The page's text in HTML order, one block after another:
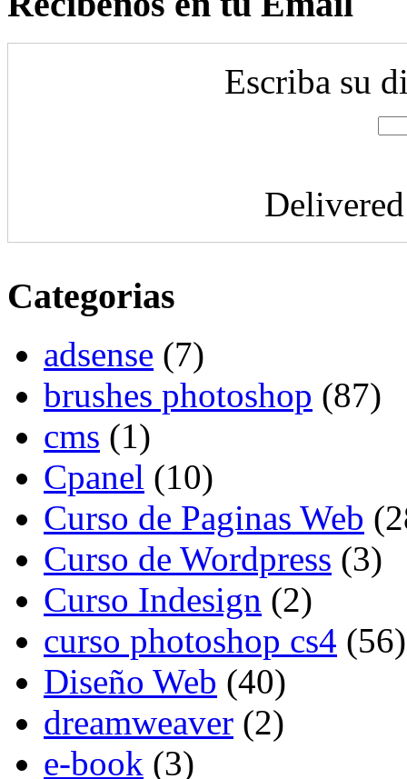
Escriba su
Categorias
adsense (7)
brushes photoshop (87)
cms (1)
Cpanel (10)
Curso de Paginas Web
Curso de Wordpress (3)
Curso Indesign (2)
curso photoshop cs4 (56)
Diseño Web (40)
dreamweaver (2)
e-book (3)